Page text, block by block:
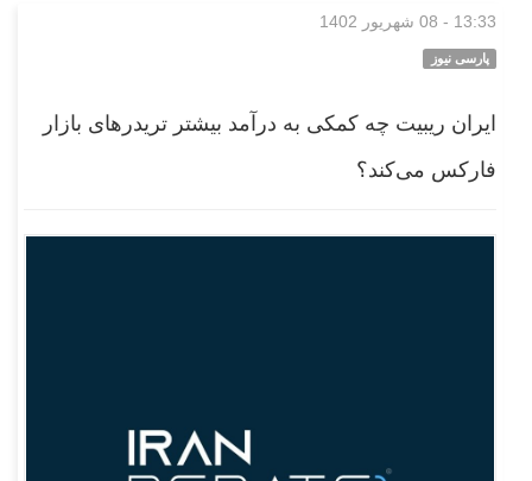
13:33 - 08 شهریور 1402
پارسی نیوز
ایران ریبیت چه کمکی به درآمد بیشتر تریدرهای بازار
فارکس می‌کند؟